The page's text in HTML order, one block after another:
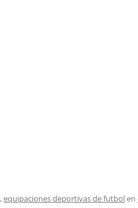
,equipaciones deportivas de futbolen